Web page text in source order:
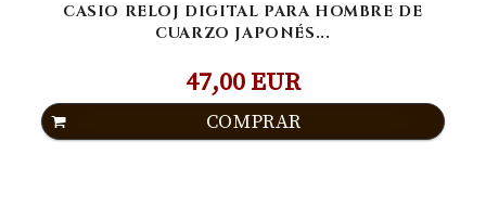
CASIO RELOJ DIGITAL PARA HOMBRE DE
CUARZO JAPONÉS...
47,00 EUR
COMPRAR